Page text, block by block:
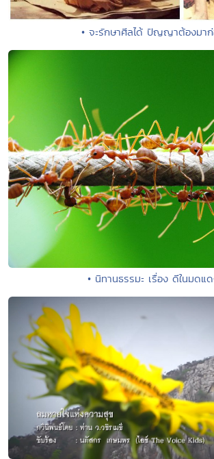
• จะรักษาศีลได้ ปัญญาต้องมา
• นิทานธรรมะ เรื่อง ดีในมดแ